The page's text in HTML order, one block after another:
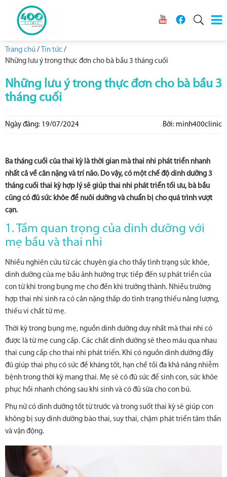
Trang chủ / Tin tức /
Những lưu ý trong thực đơn cho bà bầu 3 tháng cuối
Những lưu ý trong thực đơn cho bà bầu 3
tháng cuối
Ngày đăng: 19/07/2024 Bởi: minh400clinic
Ba tháng cuối của thai kỳ là thời gian mà thai nhi phát triển nhanh
nhất cả về cân nặng và trí não. Do vậy, có một chế độ dinh dưỡng 3
tháng cuối thai kỳ hợp lý sẽ giúp thai nhi phát triển tối ưu, bà bầu
cũng có đủ sức khỏe để nuôi dưỡng và chuẩn bị cho quá trình vượt
cạn.
1. Tầm quan trọng của dinh dưỡng với
mẹ bầu và thai nhi
Nhiều nghiên cứu từ các chuyên gia cho thấy tình trạng sức khỏe,
dinh dưỡng của mẹ bầu ảnh hưởng trực tiếp đến sự phát triển của
con từ khi trong bụng mẹ cho đến khi trưởng thành. Nhiều trường
hợp thai nhi sinh ra có cân nặng thấp do tình trạng thiếu năng lượng,
thiếu vi chất từ mẹ.
Thời kỳ trong bụng mẹ, nguồn dinh dưỡng duy nhất mà thai nhi có
được là từ mẹ cung cấp. Các chất dinh dưỡng sẽ theo máu qua nhau
thai cung cấp cho thai nhi phát triển. Khi có nguồn dinh dưỡng đầy
đủ giúp thai phụ có sức đề kháng tốt, hạn chế tối đa khả năng nhiễm
bệnh trong thời kỳ mang thai. Mẹ sẽ có đủ sức để sinh con, sức khỏe
phục hồi nhanh chóng sau khi sinh và có đủ sữa cho con bú.
Phụ nữ có dinh dưỡng tốt từ trước và trong suốt thai kỳ sẽ giúp con
không bị suy dinh dưỡng bào thai, suy thai, chậm phát triển tâm thần
và vận động.